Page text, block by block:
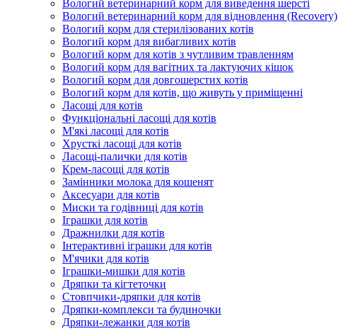
Вологий ветеринарний корм для виведення шерсті
Вологий ветеринарний корм для відновлення (Recovery)
Вологий корм для стерилізованих котів
Вологий корм для вибагливих котів
Вологий корм для котів з чутливим травленням
Вологий корм для вагітних та лактуючих кішок
Вологий корм для довгошерстих котів
Вологий корм для котів, що живуть у приміщенні
Ласощі для котів
Функціональні ласощі для котів
М'які ласощі для котів
Хрусткі ласощі для котів
Ласощі-палички для котів
Крем-ласощі для котів
Замінники молока для кошенят
Аксесуари для котів
Миски та годівниці для котів
Іграшки для котів
Дражнилки для котів
Інтерактивні іграшки для котів
М'ячики для котів
Іграшки-мишки для котів
Дряпки та кігтеточки
Стовпчики-дряпки для котів
Дряпки-комплекси та будиночки
Дряпки-лежанки для котів